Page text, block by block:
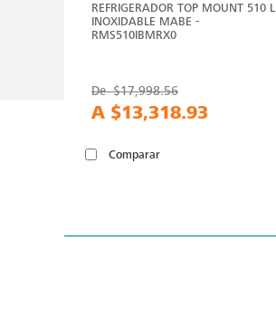
REFRIGERADOR TOP MOUNT 510 L
INOXIDABLE MABE -
RMS510IBMRX0
De$17,998.56
A $13,318.93
Comparar